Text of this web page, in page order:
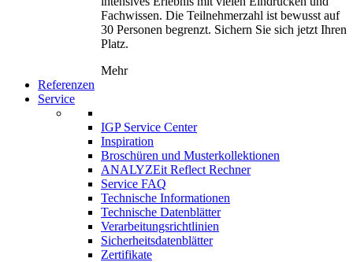
Fachwissen. Die Teilnehmerzahl ist bewusst auf
30 Personen begrenzt. Sichern Sie sich jetzt Ihren
Platz.
Mehr
Referenzen
Service
IGP Service Center
Inspiration
Broschüren und Musterkollektionen
ANALYZEit Reflect Rechner
Service FAQ
Technische Informationen
Technische Datenblätter
Verarbeitungsrichtlinien
Sicherheitsdatenblätter
Zertifikate